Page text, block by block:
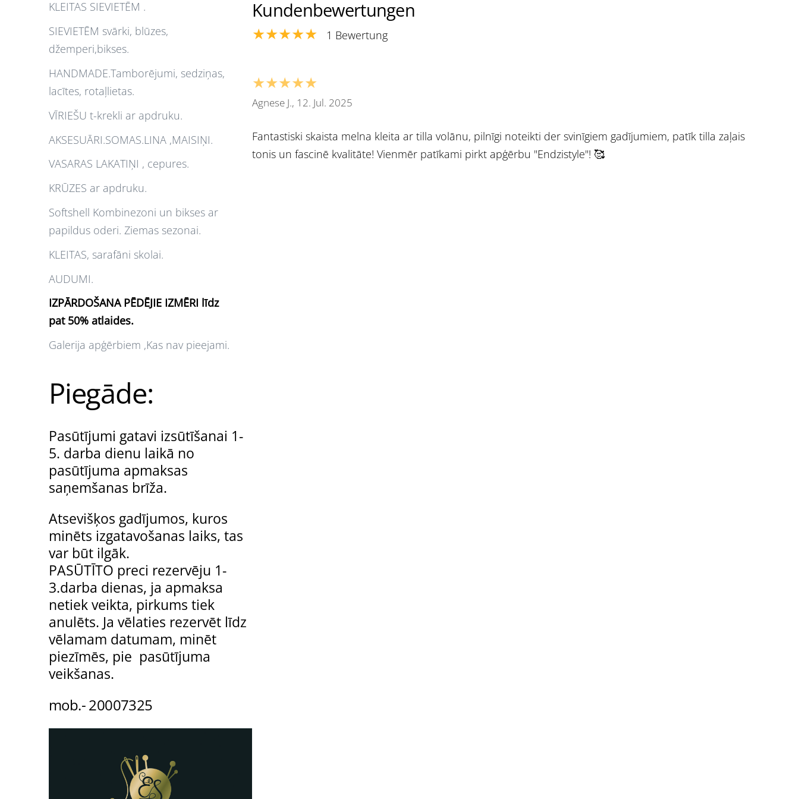
KLEITAS SIEVIETĒM .
SIEVIETĒM svārki, blūzes,
džemperi,bikses.
HANDMADE.Tamborējumi, sedziņas,
lacītes, rotaļlietas.
VĪRIEŠU t-krekli ar apdruku.
AKSESUĀRI.SOMAS.LINA ,MAISIŅI.
VASARAS LAKATIŅI , cepures.
KRŪZES ar apdruku.
Softshell Kombinezoni un bikses ar
papildus oderi. Ziemas sezonai.
KLEITAS, sarafāni skolai.
AUDUMI.
IZPĀRDOŠANA PĒDĒJIE IZMĒRI līdz
pat 50% atlaides.
Galerija apģērbiem ,Kas nav pieejami.
Piegāde:
Pasūtījumi gatavi izsūtīšanai 1-
5. darba dienu laikā no
pasūtījuma apmaksas
saņemšanas brīža.
Atsevišķos gadījumos, kuros
minēts izgatavošanas laiks, tas
var būt ilgāk.
PASŪTĪTO preci rezervēju 1-
3.darba dienas, ja apmaksa
netiek veikta, pirkums tiek
anulēts. Ja vēlaties rezervēt līdz
vēlamam datumam, minēt
piezīmēs, pie pasūtījuma
veikšanas.
mob.- 20007325
Kundenbewertungen
★★★★★ 1 Bewertung
★★★★★
Agnese J., 12. Jul. 2025
Fantastiski skaista melna kleita ar tilla volānu, pilnīgi noteikti der svinīgiem gadījumiem, patīk tilla zaļais
tonis un fascinē kvalitāte! Vienmēr patīkami pirkt apģērbu "Endzistyle"! 🥰